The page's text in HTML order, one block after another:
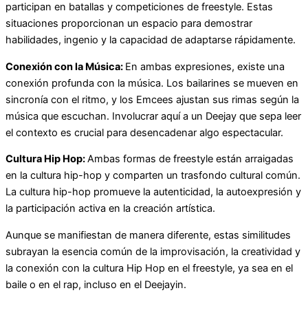
participan en batallas y competiciones de freestyle. Estas
situaciones proporcionan un espacio para demostrar
habilidades, ingenio y la capacidad de adaptarse rápidamente.
Conexión con la Música: En ambas expresiones, existe una
conexión profunda con la música. Los bailarines se mueven en
sincronía con el ritmo, y los Emcees ajustan sus rimas según la
música que escuchan. Involucrar aquí a un Deejay que sepa leer
el contexto es crucial para desencadenar algo espectacular.
Cultura Hip Hop:Ambas formas de freestyle están arraigadas
en la cultura hip-hop y comparten un trasfondo cultural común.
La cultura hip-hop promueve la autenticidad, la autoexpresión y
la participación activa en la creación artística.
Aunque se manifiestan de manera diferente, estas similitudes
subrayan la esencia común de la improvisación, la creatividad y
la conexión con la cultura Hip Hop en el freestyle, ya sea en el
baile o en el rap, incluso en el Deejayin.